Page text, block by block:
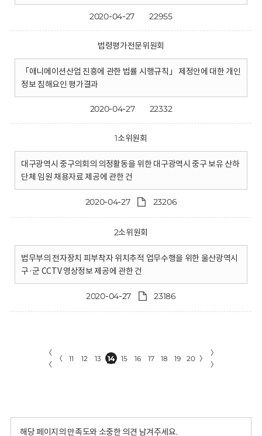
2020-04-27 22955
법령평가전문위원회
「애니메이션산업 진흥에 관한 법률 시행규칙」 제정안에 대한 개인
정보 침해요인 평가결과
2020-04-27 22332
1소위원회
대구광역시 중구의회의 의정활동을 위한 대구광역시 중구 보유 산하
단체 임원 채용자료 제공에 관한 건
2020-04-27 23206
2소위원회
법무부의 전자장치 피부착자 위치추적 업무수행을 위한 울산광역시
구·군 CCTV 영상정보 제공에 관한 건
2020-04-27 23186
〈
〈
〈 11 12 13 14 15 16 17 18 19 20 〉
〉
〉
해당 페이지의 만족도와 소중한 의견 남겨주세요.